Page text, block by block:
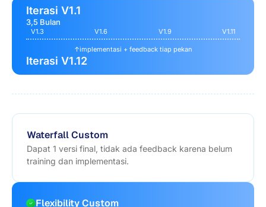
Iterasi V1.1
3,5 Bulan
V1.3 V1.6 V1.9 V1.11
↑implementasi + feedback tiap pekan
Iterasi V1.12
Waterfall Custom
Dapat 1 versi final, tidak ada feedback karena belum
training dan implementasi.
Flexibility Custom